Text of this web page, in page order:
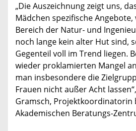
„Die Auszeichnung zeigt uns,
Mädchen spezifische
Bereich der Natur- und
noch lange kein alter Hut sind,
Gegenteil voll im Trend liegen.
wieder proklamierten Mangel
man insbesondere die
Frauen nicht außer Acht
Gramsch, Projektkoordinatorin
Akademischen Beratungs-